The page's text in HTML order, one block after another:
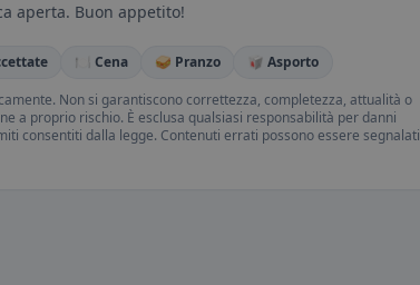
aperta. Buon appetito!
🍽️ Cena 🥪 Pranzo
🥡 Asporto
Non si garantiscono correttezza, completezza, attualità o
a proprio rischio. È esclusa qualsiasi responsabilità per danni
consentiti dalla legge. Contenuti errati possono essere segnalati